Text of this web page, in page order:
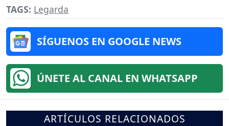
TAGS: Legarda
SÍGUENOS EN GOOGLE NEWS
ÚNETE AL CANAL EN WHATSAPP
ARTÍCULOS RELACIONADOS